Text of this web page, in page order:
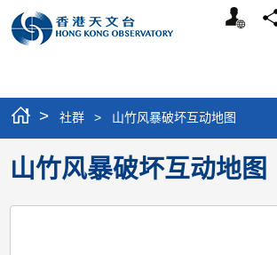
个
分
> 社群 > 山竹风暴破坏互动地图
山竹风暴破坏互动地图